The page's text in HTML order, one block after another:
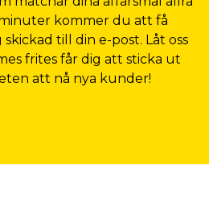
kommer du att få
till din e-post. Låt oss
frites får dig att sticka ut
att nå nya kunder!